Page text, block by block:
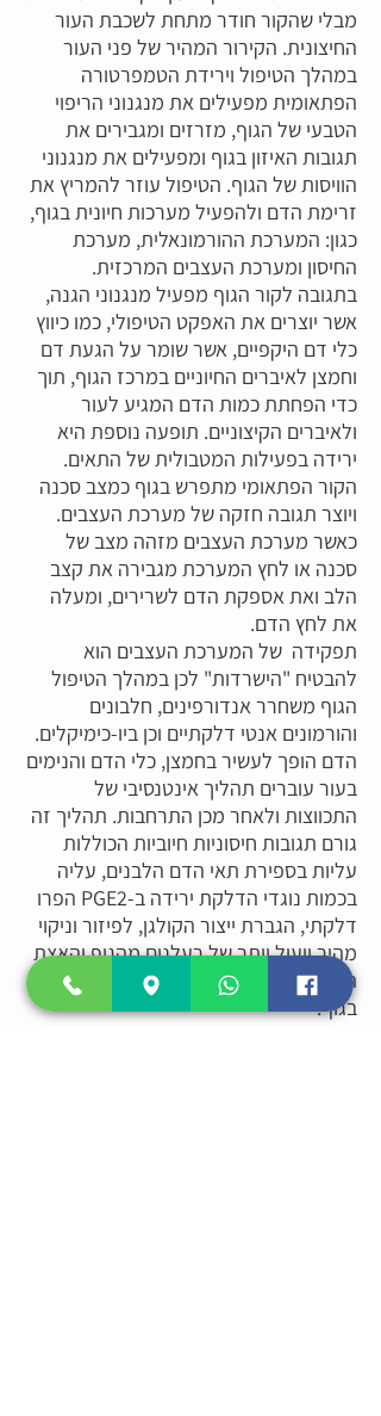
מבלי שהקור חודר מתחת לשכבת העור
החיצונית. הקירור המהיר של פני העור
במהלך הטיפול וירידת הטמפרטורה
הפתאומית מפעילים את מנגנוני הריפוי
הטבעי של הגוף, מזרזים ומגבירים את
תגובות האיזון בגוף ומפעילים את מנגנוני
הוויסות של הגוף. הטיפול עוזר להמריץ את
זרימת הדם ולהפעיל מערכות חיונית בגוף,
כגון: המערכת ההורמונאלית, מערכת
החיסון ומערכת העצבים המרכזית.
בתגובה לקור הגוף מפעיל מנגנוני הגנה,
אשר יוצרים את האפקט הטיפולי, כמו כיווץ
כלי דם היקפיים, אשר שומר על הגעת דם
וחמצן לאיברים החיוניים במרכז הגוף, תוך
כדי הפחתת כמות הדם המגיע לעור
ולאיברים הקיצוניים. תופעה נוספת היא
ירידה בפעילות המטבולית של התאים.
הקור הפתאומי מתפרש בגוף כמצב סכנה
ויוצר תגובה חזקה של מערכת העצבים.
כאשר מערכת העצבים מזהה מצב של
סכנה או לחץ המערכת מגבירה את קצב
הלב ואת אספקת הדם לשרירים, ומעלה
את לחץ הדם.
תפקידה של המערכת העצבים הוא
להבטיח "הישרדות" לכן במהלך הטיפול
הגוף משחרר אנדורפינים, חלבונים
והורמונים אנטי דלקתיים וכן ביו-כימיקלים.
הדם הופך לעשיר בחמצן, כלי הדם והנימים
בעור עוברים תהליך אינטנסיבי של
התכווצות ולאחר מכן התרחבות. תהליך זה
גורם תגובות חיסוניות חיוביות הכוללות
עליות בספירת תאי הדם הלבנים, עליה
בכמות נוגדי הדלקת ירידה ב-PGE2 הפרו
דלקתי, הגברת ייצור הקולגן, לפיזור וניקוי
מהיר ויעיל יותר של רעלנים מהגוף והאצת
תהליכי הריפוי וההתחדשות של התאים
בגוף.